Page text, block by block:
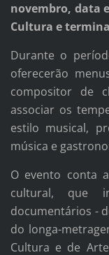
novembro, data
Cultura e
Durante o
oferecerão
compositor de
associar os
estilo musical,
música e
O evento conta
cultural, que
documentários -
do longa-
Cultura e de